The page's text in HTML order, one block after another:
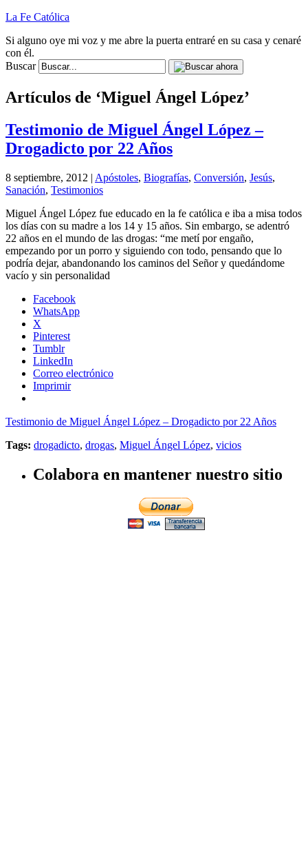
La Fe Católica
Si alguno oye mi voz y me abre la puerta entraré en su casa y cenaré
con él.
Buscar
Artículos de ‘Miguel Ángel López’
Testimonio de Miguel Ángel López –
Drogadicto por 22 Años
8 septiembre, 2012 | Apóstoles, Biografías, Conversión, Jesús,
Sanación, Testimonios
Miguel Ángel López fue educado en la fe católica e iba a misa todos
los días con su madre a los 14 y 15 años. Sin embargo, se adentró
22 años en el mundo de las drogas: “me metí por engaño,
empezando por un porro y siguiendo con todo, pensando que lo
podría dejar, abandonando los caminos del Señor y quedándome
vacío y sin personalidad
Facebook
WhatsApp
X
Pinterest
Tumblr
LinkedIn
Correo electrónico
Imprimir
Testimonio de Miguel Ángel López – Drogadicto por 22 Años
Tags: drogadicto, drogas, Miguel Ángel López, vicios
Colabora en mantener nuestro sitio